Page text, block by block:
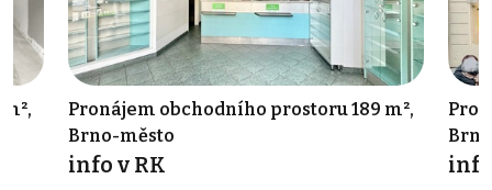
Pronájem obchodního prostoru 189 m²,
Brno-město
info v RK